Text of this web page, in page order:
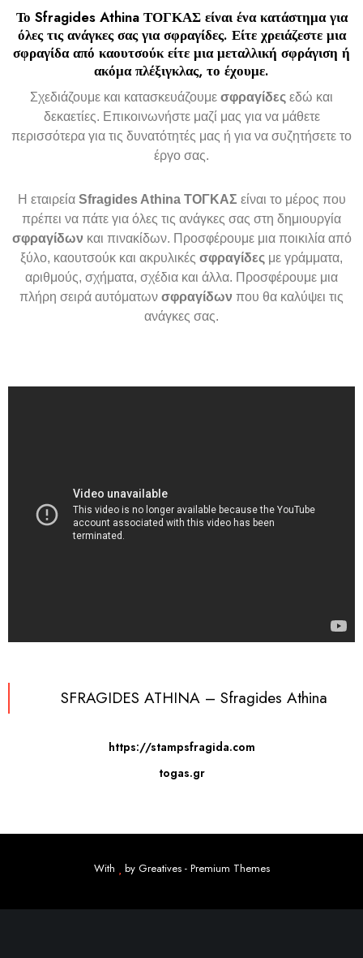
Το Sfragides Athina ΤΟΓΚΑΣείναι ένα κατάστημα για
όλες τις ανάγκες σας γιασφραγίδες. Είτε χρειάζεστε μια
σφραγίδααπό καουτσούκ είτε μια μεταλλική σφράγιση ή
ακόμα πλέξιγκλας, το έχουμε.
Σχεδιάζουμε και κατασκευάζουμε σφραγίδες εδώ και
δεκαετίες. Επικοινωνήστε μαζί μας για να μάθετε
περισσότερα για τις δυνατότητές μας ή για να συζητήσετε το
έργο σας.
Η εταιρεία Sfragides Athina ΤΟΓΚΑΣ είναι το μέρος που
πρέπει να πάτε για όλες τις ανάγκες σας στη δημιουργία
σφραγίδων και πινακίδων. Προσφέρουμε μια ποικιλία από
ξύλο, καουτσούκ και ακρυλικές σφραγίδες με γράμματα,
αριθμούς, σχήματα, σχέδια και άλλα. Προσφέρουμε μια
πλήρη σειρά αυτόματων σφραγίδων που θα καλύψει τις
ανάγκες σας.
SFRAGIDES ATHINA – Sfragides Athina
https://stampsfragida.com
togas.gr
With by Greatives- Premium Themes